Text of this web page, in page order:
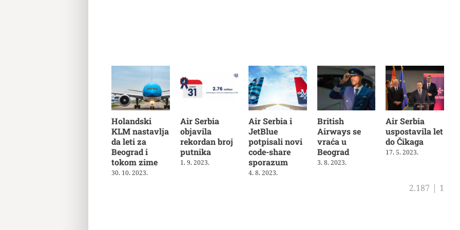
Holandski
KLM nastavlja
da leti za
Beograd i
tokom zime
30. 10. 2023.
Air Serbia
objavila
rekordan broj
putnika
1. 9. 2023.
Air Serbia i
JetBlue
potpisali novi
code-share
sporazum
4. 8. 2023.
British
Airways se
vraća u
Beograd
3. 8. 2023.
Air Serbia
uspostavila let
do Čikaga
17. 5. 2023.
2.187 | 1